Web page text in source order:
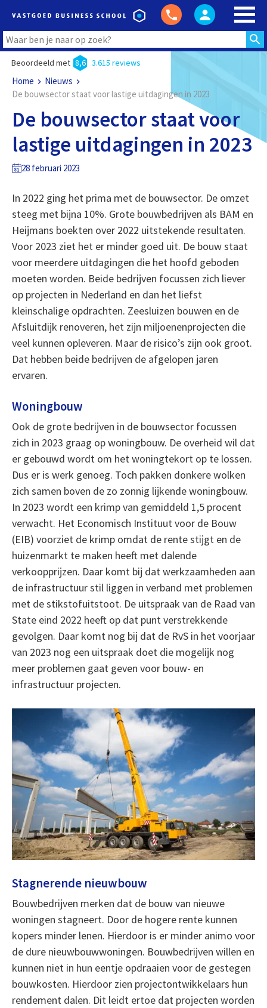
Beoordeeld met 8,6 3.615 reviews
Home
Nieuws
De bouwsector staat voor lastige uitdagingen in 2023
De bouwsector staat voor
lastige uitdagingen in 2023
28 februari 2023
In 2022 ging het prima met de bouwsector. De omzet
steeg met bijna 10%. Grote bouwbedrijven als BAM en
Heijmans boekten over 2022 uitstekende resultaten.
Voor 2023 ziet het er minder goed uit. De bouw staat
voor meerdere uitdagingen die het hoofd geboden
moeten worden. Beide bedrijven focussen zich liever
op projecten in Nederland en dan het liefst
kleinschalige opdrachten. Zeesluizen bouwen en de
Afsluitdijk renoveren, het zijn miljoenenprojecten die
veel kunnen opleveren. Maar de risico’s zijn ook groot.
Dat hebben beide bedrijven de afgelopen jaren
ervaren.
Woningbouw
Ook de grote bedrijven in de bouwsector focussen
zich in 2023 graag op woningbouw. De overheid wil dat
er gebouwd wordt om het woningtekort op te lossen.
Dus er is werk genoeg. Toch pakken donkere wolken
zich samen boven de zo zonnig lijkende woningbouw.
In 2023 wordt een krimp van gemiddeld 1,5 procent
verwacht. Het Economisch Instituut voor de Bouw
(EIB) voorziet de krimp omdat de rente stijgt en de
huizenmarkt te maken heeft met dalende
verkoopprijzen. Daar komt bij dat werkzaamheden aan
de infrastructuur stil liggen in verband met problemen
met de stikstofuitstoot. De uitspraak van de Raad van
State eind 2022 heeft op dat punt verstrekkende
gevolgen. Daar komt nog bij dat de RvS in het voorjaar
van 2023 nog een uitspraak doet die mogelijk nog
meer problemen gaat geven voor bouw- en
infrastructuur projecten.
Stagnerende nieuwbouw
Bouwbedrijven merken dat de bouw van nieuwe
woningen stagneert. Door de hogere rente kunnen
kopers minder lenen. Hierdoor is er minder animo voor
de dure nieuwbouwwoningen. Bouwbedrijven willen en
kunnen niet in hun eentje opdraaien voor de gestegen
bouwkosten. Hierdoor zien projectontwikkelaars hun
rendement dalen. Dit leidt ertoe dat projecten worden